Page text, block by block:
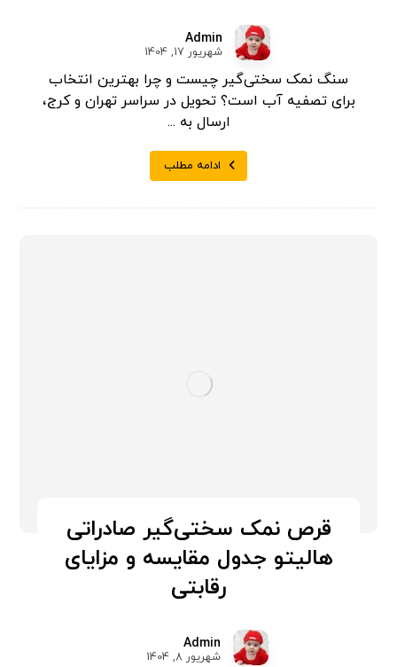
Admin
شهریور 17, 1404
سنگ نمک سختی‌گیر چیست و چرا بهترین انتخاب
برای تصفیه آب است؟ تحویل در سراسر تهران و کرج،
ارسال به ...
ادامه مطلب
قرص نمک سختی‌گیر صادراتی
هالیتو جدول مقایسه و مزایای
رقابتی
Admin
شهریور 8, 1404